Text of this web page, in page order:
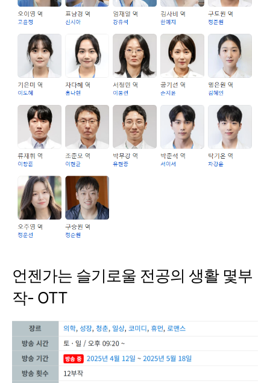
언젠가는 슬기로울 전공의 생활 몇부
작- OTT